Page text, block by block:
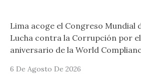
Lima acoge el Congreso Mundial
Lucha contra la Corrupción por
aniversario de la World
6 De Agosto De 2026